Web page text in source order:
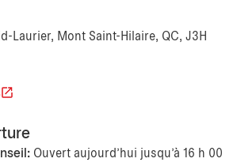
Laurier, Mont Saint-Hilaire, QC, J3H
Ouvert aujourd’hui jusqu'à 16 h 00